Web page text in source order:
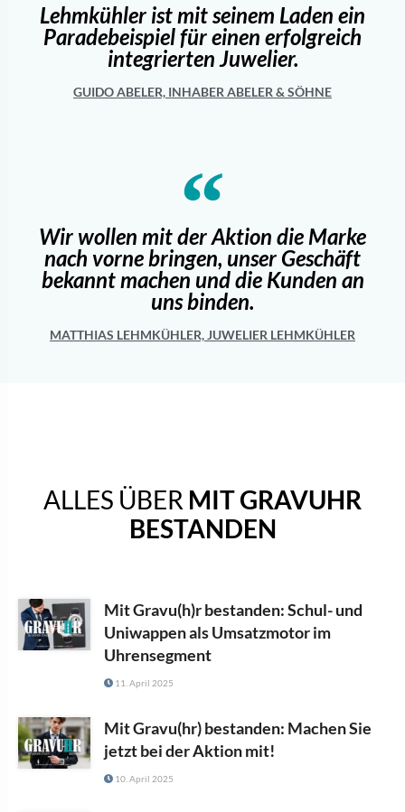
Lehmkühler ist mit seinem Laden ein
Paradebeispiel für einen erfolgreich
integrierten Juwelier.
GUIDO ABELER, INHABER ABELER & SÖHNE
Wir wollen mit der Aktion die Marke
nach vorne bringen, unser Geschäft
bekannt machen und die Kunden an
uns binden.
MATTHIAS LEHMKÜHLER, JUWELIER LEHMKÜHLER
ALLES ÜBER MIT GRAVUHR
BESTANDEN
Mit Gravu(h)r bestanden: Schul- und
Uniwappen als Umsatzmotor im
Uhrensegment
11. April 2025
Mit Gravu(hr) bestanden: Machen Sie
jetzt bei der Aktion mit!
10. April 2025